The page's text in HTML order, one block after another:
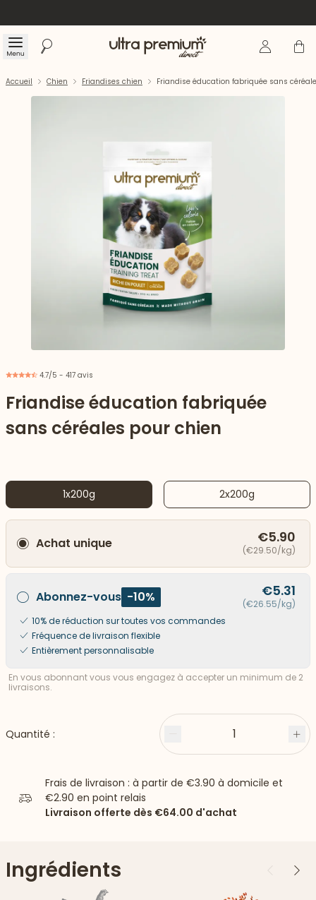
Menu Rechercher Accueil Se Panier
vers le bas
Accueil Chien Friandises chien Friandise éducation fabriquée sans
4.7/5 - 417 avis
Friandise éducation fabriquée
sans céréales pour chien
1x200g 2x200g
Achat unique €5.90
(€29.50/kg)
Abonnez-vous -10% €5.31
(€26.55/kg)
10% de réduction sur toutes vos commandes
Fréquence de livraison flexible
Entièrement personnalisable
En vous abonnant vous vous engagez à accepter un minimum de 2
livraisons.
Quantité : Moins 1
Frais de livraison : à partir de €3.90 à domicile et
€2.90 en point relais
Livraison offerte dès €64.00 d'achat
Ingrédients Précédent